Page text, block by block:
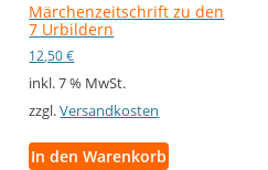
Märchenzeitschrift zu den
7 Urbildern
12,50€
inkl. 7 % MwSt.
zzgl.Versandkosten
In den Warenkorb